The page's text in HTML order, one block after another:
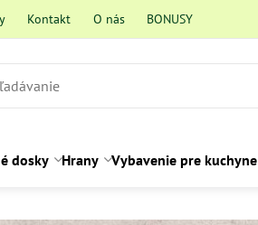
Kontakt O nás BONUSY
dosky Hrany Vybavenie pre kuchyne